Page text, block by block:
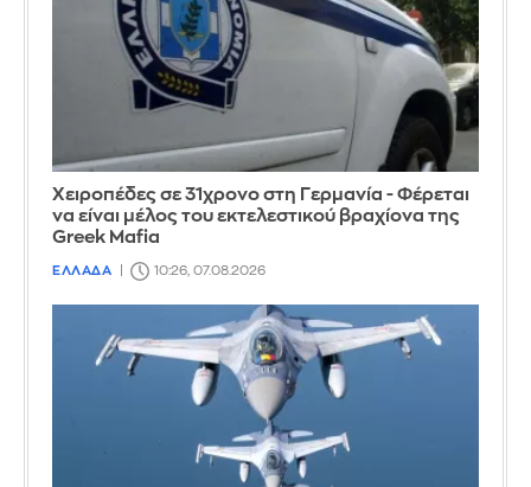
Χειροπέδες σε 31χρονο στη Γερμανία - Φέρεται
να είναι μέλος του εκτελεστικού βραχίονα της
Greek Mafia
ΕΛΛΑΔΑ 10:26, 07.08.2026